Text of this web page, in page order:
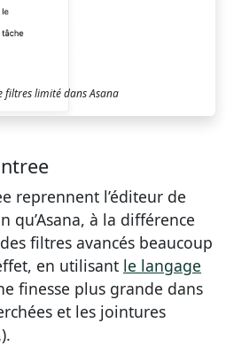
filtres limité dans Asana
reprennent l’éditeur de
qu’Asana, à la différence
filtres avancés beaucoup
en utilisant le langage
finesse plus grande dans
et les jointures